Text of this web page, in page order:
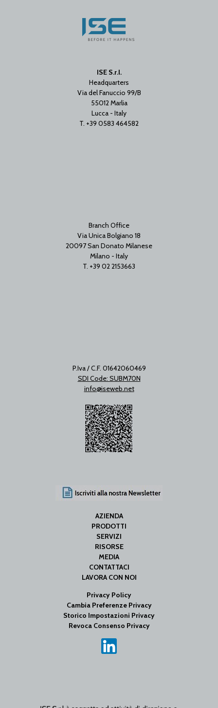
ISE S.r.l.
Headquarters
Via del Fanuccio 99/B
55012 Marlia
Lucca - Italy
T. +39 0583 464582
Branch Office
Via Unica Bolgiano 18
20097 San Donato Milanese
Milano - Italy
T. +39 02 2153663
P.Iva / C.F. 01642060469
SDI Code: SUBM70N
info@iseweb.net
AZIENDA
PRODOTTI
SERVIZI
RISORSE
MEDIA
CONTATTACI
LAVORA CON NOI
Privacy Policy
Cambia Preferenze Privacy
Storico Impostazioni Privacy
Revoca Consenso Privacy